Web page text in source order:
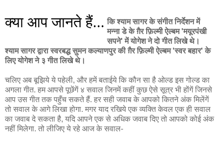
क्या आप जानते हैं... कि श्याम सागर के संगीत निर्देशन में
मन्ना डे के ग़ैर फ़िल्मी ऐल्बम 'मयूरपंखी
सपने' में योगेश ने दो गीत लिखे थे।
श्याम सागर द्वारा स्वरबद्ध सुमन कल्याणपुर की ग़ैर फ़िल्मी ऐल्बम 'स्वर बहार' के
लिए योगेश ने ३ गीत लिखे थे।
चलिए अब बूझिये ये पहेली, और हमें बताईये कि कौन सा है ओल्ड इस गोल्ड का
अगला गीत. हम आपसे पूछेंगें ४ सवाल जिनमें कहीं कुछ ऐसे सूत्र भी होंगें जिनसे
आप उस गीत तक पहुँच सकते हैं. हर सही जवाब के आपको कितने अंक मिलेंगें
तो सवाल के आगे लिखा होगा. मगर याद रखिये एक व्यक्ति केवल एक ही सवाल
का जवाब दे सकता है, यदि आपने एक से अधिक जवाब दिए तो आपको कोई अंक
नहीं मिलेगा. तो लीजिए ये रहे आज के सवाल-